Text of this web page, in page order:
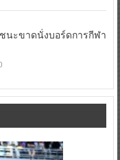
นะขาดนั่งบอร์ดการกีฬา